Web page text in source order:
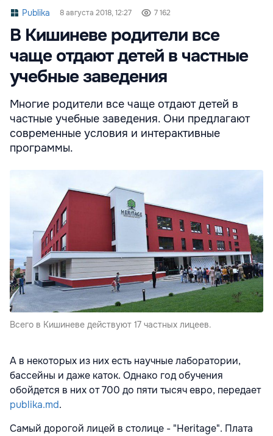
Publika 8 августа 2018, 12:27 7 162
В Кишиневе родители все
чаще отдают детей в частные
учебные заведения
Многие родители все чаще отдают детей в
частные учебные заведения. Они предлагают
современные условия и интерактивные
программы.
Всего в Кишиневе действуют 17 частных лицеев.
А в некоторых из них есть научные лаборатории,
бассейны и даже каток. Однако год обучения
обойдется в них от 700 до пяти тысяч евро, передает
publika.md.
Самый дорогой лицей в столице - "Heritage". Плата